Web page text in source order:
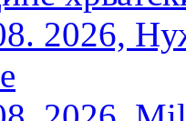
2026,